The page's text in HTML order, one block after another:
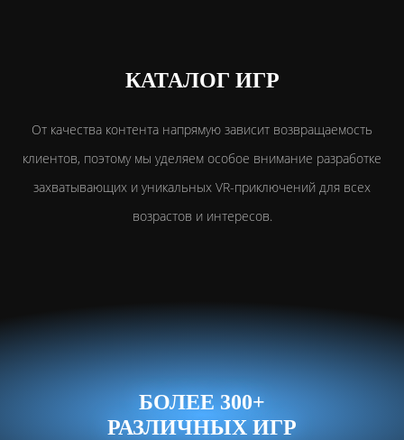
КАТАЛОГ ИГР
От качества контента напрямую зависит возвращаемость
клиентов, поэтому мы уделяем особое внимание разработке
захватывающих и уникальных VR-приключений для всех
возрастов и интересов.
БОЛЕЕ 300+
РАЗЛИЧНЫХ ИГР